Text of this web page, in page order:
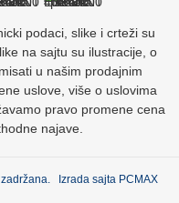
podaci, slike i crteži su
na sajtu su ilustracije, o
u našim prodajnim
uslove, više o uslovima
pravo promene cena
najave.
zadržana. Izrada sajta PCMAX